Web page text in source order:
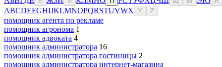
ABCDEFGHIJKLMNOPQRSTUVWX Y Z
помощник агента по рекламе
помощник агронома 1
помощник адвоката 4
помощник администратора 16
помощник администратора гостиницы 2
помощник администратора интернет-магазина